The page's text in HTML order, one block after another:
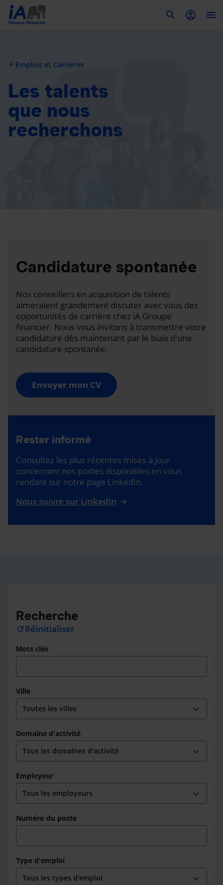
arrow_back Emplois et Carrières
Les talents
que nous
recherchons
Candidature spontanée
Nos conseillers en acquisition de talents
aimeraient grandement discuter avec vous des
opportunités de carrière chez iA Groupe
financier. Nous vous invitons à transmettre votre
candidature dès maintenant par le biais d'une
candidature spontanée.
Envoyer mon CV
Rester informé
Consultez les plus récentes mises à jour
concernant nos postes disponibles en vous
rendant sur notre page LinkedIn.
Nous suivre sur LinkedIn
Recherche
refresh Réinitialiser
Mots clés
Ville
expand_more
Domaine d'activité
expand_more
Employeur
expand_more
Numéro du poste
Type d'emploi
expand_more